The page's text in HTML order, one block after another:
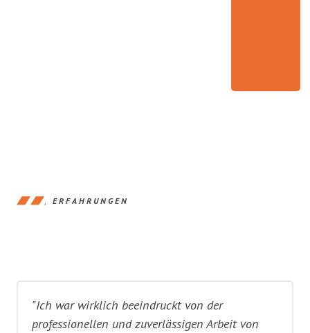
ERFAHRUNGEN
"Ich war wirklich beeindruckt von der
professionellen und zuverlässigen Arbeit von